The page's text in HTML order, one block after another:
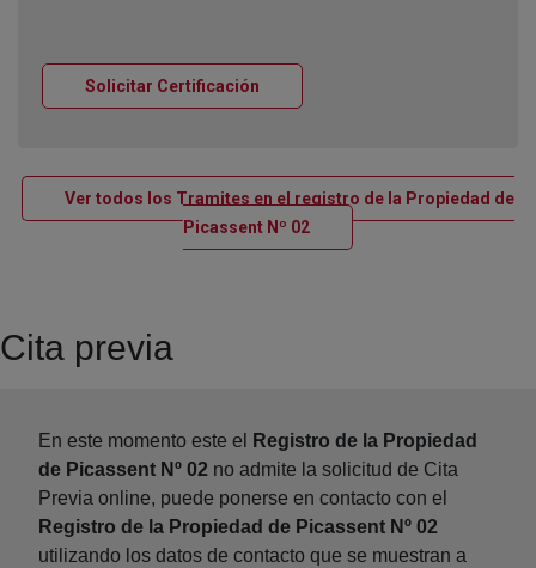
Solicitar Certificación
Ver todos los Tramites en el registro de la Propiedad de
Picassent Nº 02 Ventana nueva
Cita previa
En este momento este el
Registro de la Propiedad
de Picassent Nº 02 no admite la solicitud de Cita
Previa online, puede ponerse en contacto con el
Registro de la Propiedad de Picassent Nº 02
utilizando los datos de contacto que se muestran a